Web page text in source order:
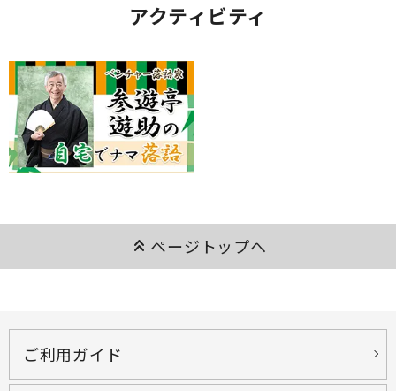
アクティビティ
keyboard_double_arrow_up ページトップへ
ご利用ガイド